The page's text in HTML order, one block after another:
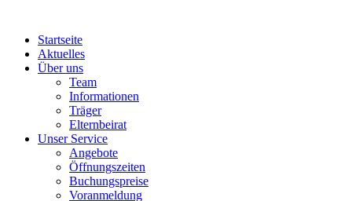
Startseite
Aktuelles
Über uns
Team
Informationen
Träger
Elternbeirat
Unser Service
Angebote
Öffnungszeiten
Buchungspreise
Voranmeldung